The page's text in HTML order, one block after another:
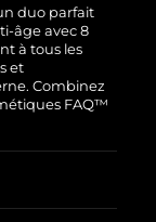
des
les 2 ans
ce
duo parfait
âge avec 8
à tous les
et
Combinez
FAQ™